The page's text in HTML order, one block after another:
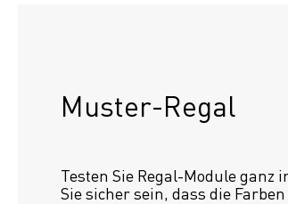
Muster-Regal
Testen Sie Regal-Module ganz
Sie sicher sein, dass die